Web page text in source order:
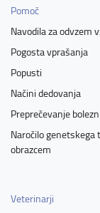
Pomoč
Navodila za odvzem
Pogosta vprašanja
Popusti
Načini dedovanja
Preprečevanje bolezni
Naročilo genetskega
obrazcem
Veterinarji